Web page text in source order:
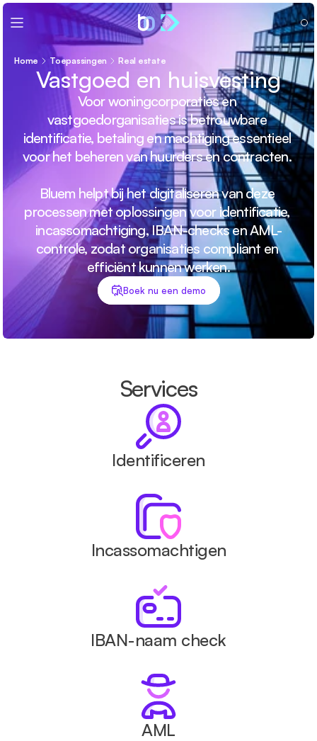
Home Toepassingen Real estate
Vastgoed en huisvesting
Voor woningcorporaties en
vastgoedorganisaties is betrouwbare
identificatie, betaling en machtiging essentieel
voor het beheren van huurders en contracten.
Bluem helpt bij het digitaliseren van deze
processen met oplossingen voor identificatie,
incassomachtiging, IBAN-checks en AML-
controle, zodat organisaties compliant en
efficiënt kunnen werken.
Boek nu een demo
Services
Identificeren
Incassomachtigen
IBAN-naam check
AML